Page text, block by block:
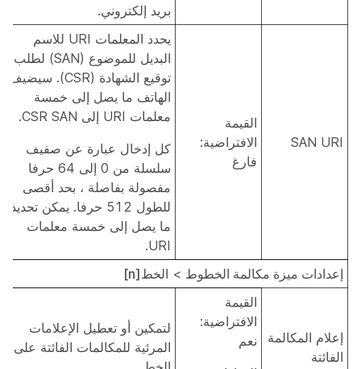
بريد إلكتروني.
SAN URI
القيمة
الافتراضية:
فارغ
يحدد المعلمات URI للاسم
البديل للموضوع (SAN) لطلب
توقيع الشهادة (CSR). سيضيف
الهاتف ما يصل إلى خمسة
معلمات URI إلى CSR SAN.
كل إدخال عبارة عن صفيف
سلسلة من 0 إلى 64 حرفا
مفصولة بفاصلة ، بحد أقصى
للطول 512 حرفا. يمكن تحديد
ما يصل إلى خمسة معلمات
URI.
إعدادات ميزة مكالمة الخطوط > الخط[n]
إعلام المكالمة
الفائتة
القيمة
الافتراضية:
نعم
لتمكين أو تعطيل الإعلامات
المرئية للمكالمات الفائتة على